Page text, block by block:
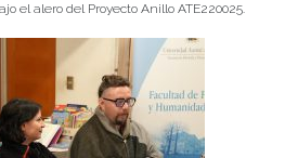
el alero del Proyecto Anillo ATE220025.